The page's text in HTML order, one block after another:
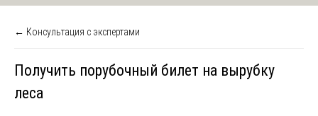
← Консультация с экспертами
Получить порубочный билет на вырубку
леса